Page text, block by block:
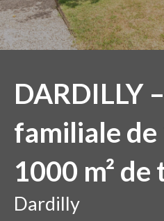
DARDILLY
familiale de
1000 m²
Dardilly